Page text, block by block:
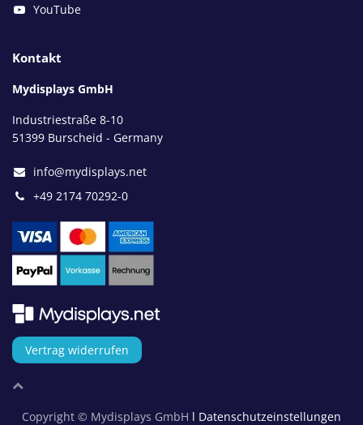
YouTube
Kontakt
Mydisplays GmbH
Industriestraße 8-10
51399 Burscheid - Germany
info@mydisplays.net
+49 2174 70292-0
Vertrag widerrufen
Copyright © Mydisplays GmbH l Datenschutzeinstellungen